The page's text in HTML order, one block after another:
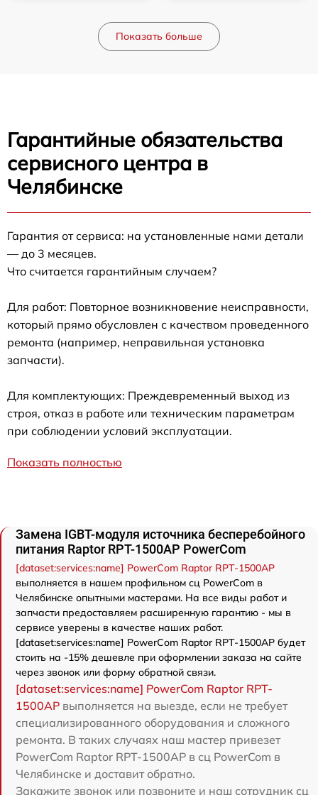
Показать больше
Гарантийные обязательства
сервисного центра в
Челябинске
Гарантия от сервиса: на установленные нами детали
— до 3 месяцев.
Что считается гарантийным случаем?
Для работ: Повторное возникновение неисправности,
который прямо обусловлен с качеством проведенного
ремонта (например, неправильная установка
запчасти).
Для комплектующих: Преждевременный выход из
строя, отказ в работе или техническим параметрам
при соблюдении условий эксплуатации.
Показать полностью
Замена IGBT-модуля источника бесперебойного
питания Raptor RPT-1500AP PowerCom
[dataset:services:name] PowerCom Raptor RPT-1500AP
выполняется в нашем профильном сц PowerCom в
Челябинске опытными мастерами. На все виды работ и
запчасти предоставляем расширенную гарантию - мы в
сервисе уверены в качестве наших работ.
[dataset:services:name] PowerCom Raptor RPT-1500AP будет
стоить на -15% дешевле при оформлении заказа на сайте
через звонок или форму обратной связи.
[dataset:services:name] PowerCom Raptor RPT-
1500AP выполняется на выезде, если не требует
специализированного оборудования и сложного
ремонта. В таких случаях наш мастер привезет
PowerCom Raptor RPT-1500AP в сц PowerCom в
Челябинске и доставит обратно.
Закажите звонок или позвоните и наш сотрудник сц